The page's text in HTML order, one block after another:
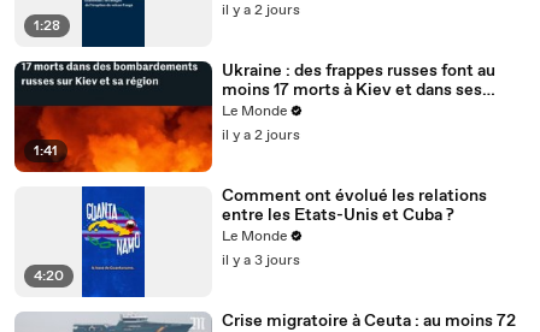
1:28
il y a 2 jours
1:41
Ukraine : des frappes russes font au
moins 17 morts à Kiev et dans ses
environs, des entrepôts touchés
Le Monde
il y a 2 jours
4:20
Comment ont évolué les relations
entre les Etats-Unis et Cuba ?
Le Monde
il y a 3 jours
Crise migratoire à Ceuta : au moins 72